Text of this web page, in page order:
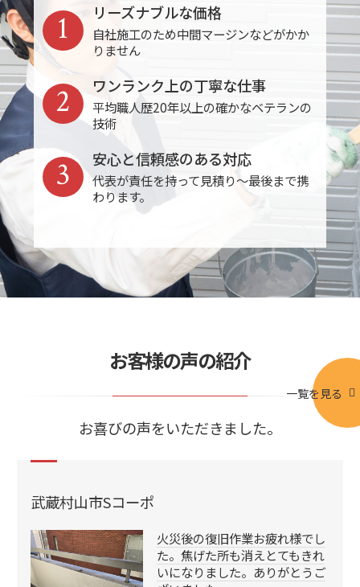
リーズナブルな価格
自社施工のため中間マージンなどがかか
りません
1
ワンランク上の丁寧な仕事
平均職人歴20年以上の確かなベテランの
技術
2
安心と信頼感のある対応
代表が責任を持って見積り～最後まで携
わります。
3
お客様の声の紹介
お喜びの声をいただきました。
一覧を見る
武蔵村山市Sコーポ
火災後の復旧作業お疲れ様でし
た。焦げた所も消えとてもきれ
いになりました。ありがとうご